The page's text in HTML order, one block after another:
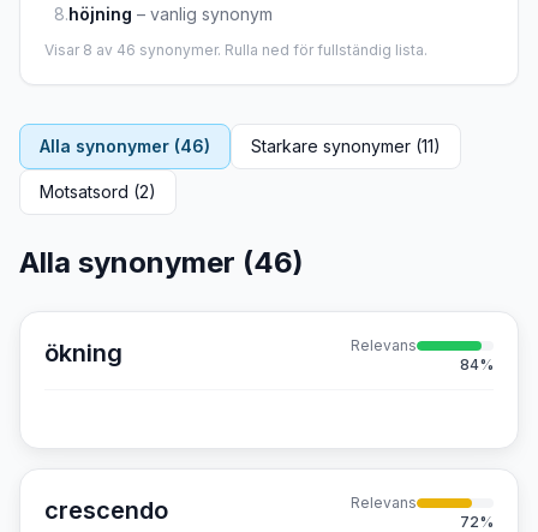
8.höjning – vanlig synonym
Visar 8 av 46 synonymer. Rulla ned för fullständig lista.
Alla synonymer (46) Starkare synonymer (11)
Motsatsord (2)
Alla synonymer (46)
ökning
Relevans
84%
crescendo
Relevans
72%